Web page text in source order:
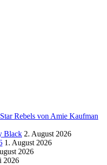
Rebels von Amie Kaufman
Black 2. August 2026
1. August 2026
2026
2026